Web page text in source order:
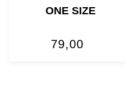
ONE SIZE
79,00